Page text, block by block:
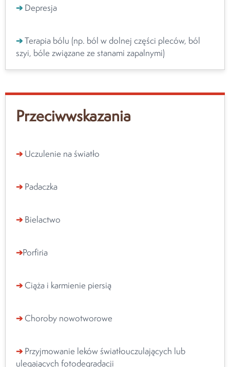
➔Depresja
➔Terapia bólu (np. ból w dolnej części pleców, ból
szyi, bóle związane ze stanami zapalnymi)
Przeciwwskazania
➔Uczulenie na światło
➔Padaczka
➔Bielactwo
➔Porfiria
➔Ciąża i karmienie piersią
➔Choroby nowotworowe
➔Przyjmowanie leków światłouczulających lub
ulegających fotodegradacji